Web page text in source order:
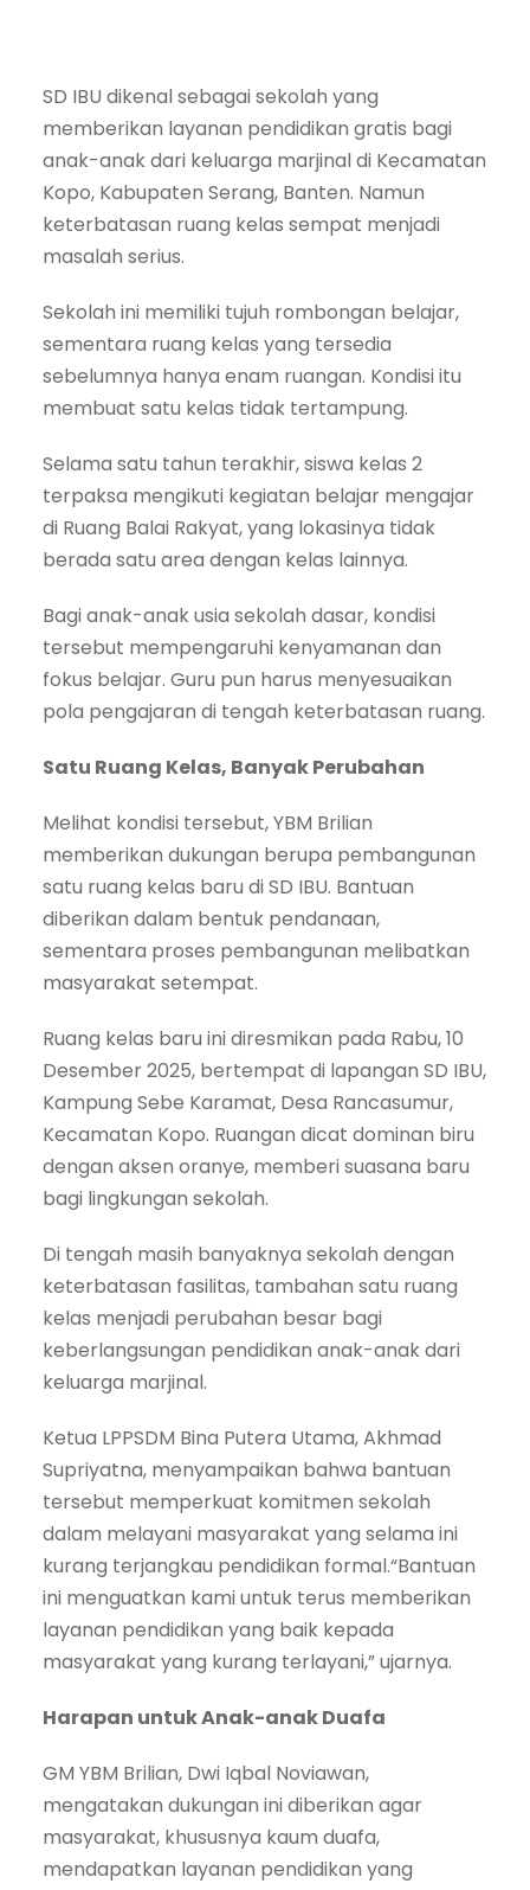
SD IBU dikenal sebagai sekolah yang
memberikan layanan pendidikan gratis bagi
anak-anak dari keluarga marjinal di Kecamatan
Kopo, Kabupaten Serang, Banten. Namun
keterbatasan ruang kelas sempat menjadi
masalah serius.
Sekolah ini memiliki tujuh rombongan belajar,
sementara ruang kelas yang tersedia
sebelumnya hanya enam ruangan. Kondisi itu
membuat satu kelas tidak tertampung.
Selama satu tahun terakhir, siswa kelas 2
terpaksa mengikuti kegiatan belajar mengajar
di Ruang Balai Rakyat, yang lokasinya tidak
berada satu area dengan kelas lainnya.
Bagi anak-anak usia sekolah dasar, kondisi
tersebut mempengaruhi kenyamanan dan
fokus belajar. Guru pun harus menyesuaikan
pola pengajaran di tengah keterbatasan ruang.
Satu Ruang Kelas, Banyak Perubahan
Melihat kondisi tersebut, YBM Brilian
memberikan dukungan berupa pembangunan
satu ruang kelas baru di SD IBU. Bantuan
diberikan dalam bentuk pendanaan,
sementara proses pembangunan melibatkan
masyarakat setempat.
Ruang kelas baru ini diresmikan pada Rabu, 10
Desember 2025, bertempat di lapangan SD IBU,
Kampung Sebe Karamat, Desa Rancasumur,
Kecamatan Kopo. Ruangan dicat dominan biru
dengan aksen oranye, memberi suasana baru
bagi lingkungan sekolah.
Di tengah masih banyaknya sekolah dengan
keterbatasan fasilitas, tambahan satu ruang
kelas menjadi perubahan besar bagi
keberlangsungan pendidikan anak-anak dari
keluarga marjinal.
Ketua LPPSDM Bina Putera Utama, Akhmad
Supriyatna, menyampaikan bahwa bantuan
tersebut memperkuat komitmen sekolah
dalam melayani masyarakat yang selama ini
kurang terjangkau pendidikan formal.“Bantuan
ini menguatkan kami untuk terus memberikan
layanan pendidikan yang baik kepada
masyarakat yang kurang terlayani,” ujarnya.
Harapan untuk Anak-anak Duafa
GM YBM Brilian, Dwi Iqbal Noviawan,
mengatakan dukungan ini diberikan agar
masyarakat, khususnya kaum duafa,
mendapatkan layanan pendidikan yang